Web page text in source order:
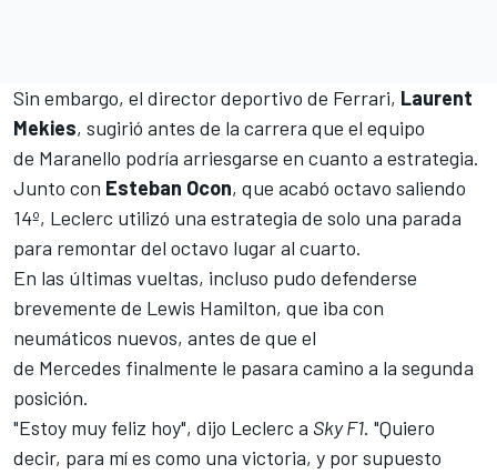
Sin embargo, el director deportivo de Ferrari, Laurent
Mekies, sugirió antes de la carrera que el equipo
de Maranello podría arriesgarse en cuanto a estrategia.
Junto con Esteban Ocon, que acabó octavo saliendo
14º, Leclerc utilizó una estrategia de solo una parada
para remontar del octavo lugar al cuarto.
En las últimas vueltas, incluso pudo defenderse
brevemente de Lewis Hamilton, que iba con
neumáticos nuevos, antes de que el
de Mercedes finalmente le pasara camino a la segunda
posición.
"Estoy muy feliz hoy", dijo Leclerc a Sky F1. "Quiero
decir, para mí es como una victoria, y por supuesto